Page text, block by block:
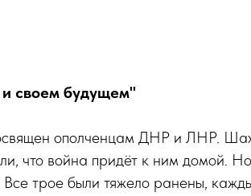
своем будущем"
ополченцам ДНР и ЛНР.
что война придёт к ним домой.
трое были тяжело ранены,